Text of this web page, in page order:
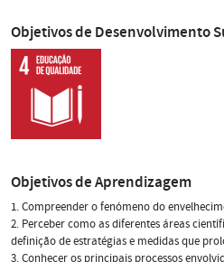
Objetivos de Desenvolvimento
Objetivos de Aprendizagem
1. Compreender o fenómeno do
2. Perceber como as diferentes áreas
definição de estratégias e medidas que
3. Conhecer os principais processos